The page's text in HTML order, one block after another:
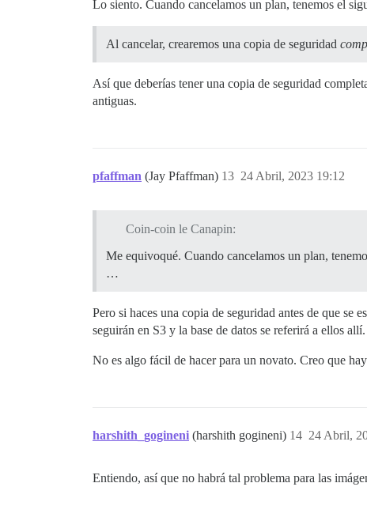
Lo siento. Cuando cancelamos un plan, tenemos el
Al cancelar, crearemos una copia de seguridad
Así que deberías tener una copia de seguridad
antiguas.
pfaffman (Jay Pfaffman) 24 Abril, 2023 19:12
13
Coin-coin le Canapin:
Me equivoqué. Cuando cancelamos un plan,
…
Pero si haces una copia de seguridad antes de que se
seguirán en S3 y la base de datos se referirá a ellos
No es algo fácil de hacer para un novato. Creo que
harshith_gogineni (harshith gogineni) 24 Abril,
14
Entiendo, así que no habrá tal problema para las